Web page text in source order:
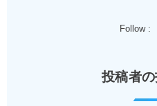
Follow :
投稿者